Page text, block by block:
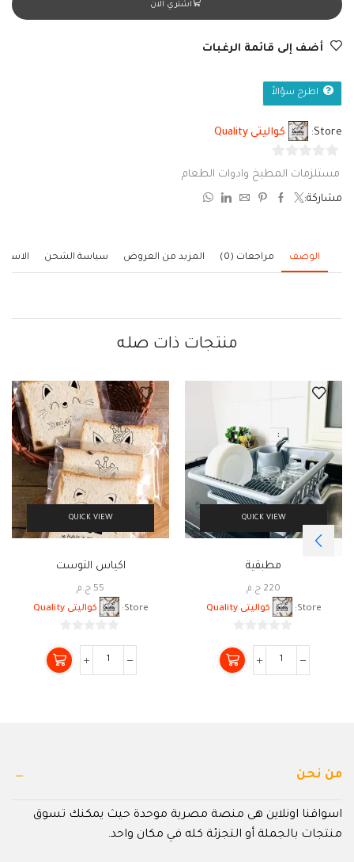
اشتري الان
أضف إلى قائمة الرغبات
اطرح سؤالاً
Store: كواليتى Quality
0
مستلزمات المطبخ وادوات الطعام
مشاركة:
الوصف مراجعات (0) المزيد من العروض سياسة الشحن
منتجات ذات صله
QUICK VIEW
مطبقية
220 ج.م
Store:
كواليتى Quality
من
5
QUICK VIEW
اكياس التوست
55 ج.م
Store:
كواليتى Quality
من
5
من نحن
اسواقنا اونلاين هى منصة مصرية موحدة حيث يمكنك تسوق
منتجات بالجملة أو التجزئة كله في مكان واحد.